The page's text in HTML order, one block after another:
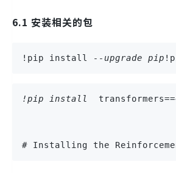
6.1 安装相关的包
!pip install --upgrade pip
!pip install
# Installing the